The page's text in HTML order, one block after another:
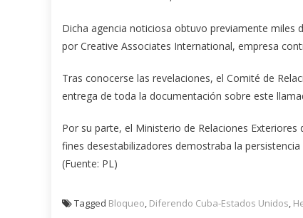
Dicha agencia noticiosa obtuvo previamente
por Creative Associates International, empresa
Tras conocerse las revelaciones, el Comité de
entrega de toda la documentación sobre este
Por su parte, el Ministerio de Relaciones
fines desestabilizadores demostraba la
(Fuente: PL)
Tagged Bloqueo, Diferendo Cuba-Estados Unidos,